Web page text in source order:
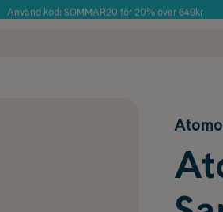
Använd kod: SOMMAR20 för 20% över 649kr